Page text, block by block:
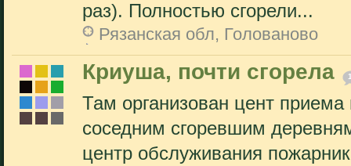
раз). Полностью сгорели...
Рязанская обл, Голованово
Криуша, почти сгорела
Там организован цент
соседним сгоревшим
центр обслуживания